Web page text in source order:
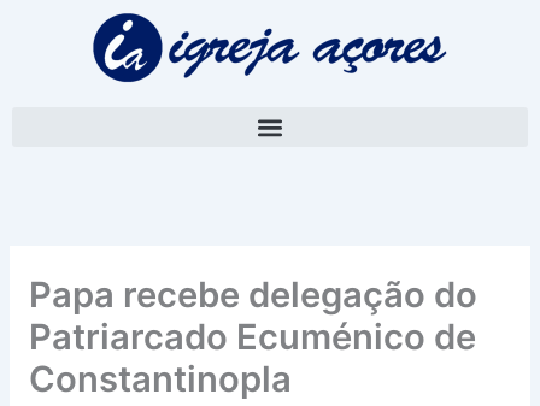
Papa recebe delegação do
Patriarcado Ecuménico de
Constantinopla